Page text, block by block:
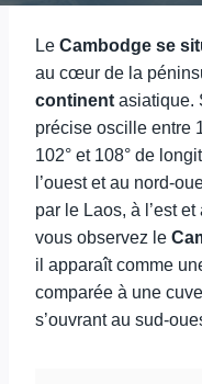
Le Cambodge se
au cœur de la
continent asiatique.
précise oscille entre
102° et 108° de
l’ouest et au nord-
par le Laos, à l’est
vous observez le
il apparaît comme
comparée à une
s’ouvrant au sud-